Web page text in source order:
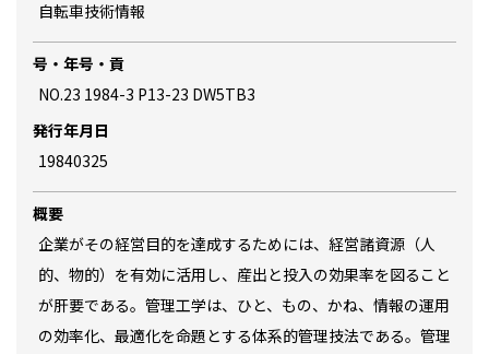
自転車技術情報
号・年号・貢
NO.23 1984-3 P13-23 DW5TB3
発行年月日
19840325
概要
企業がその経営目的を達成するためには、経営諸資源（人
的、物的）を有効に活用し、産出と投入の効果率を図ること
が肝要である。管理工学は、ひと、もの、かね、情報の運用
の効率化、最適化を命題とする体系的管理技法である。管理